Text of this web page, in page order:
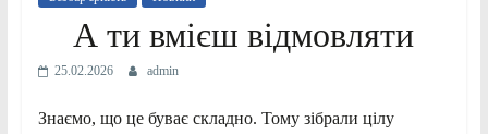
А ти вмієш відмовляти
25.02.2026 admin
Знаємо, що це буває складно. Тому зібрали цілу